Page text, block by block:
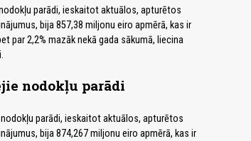
parādi, ieskaitot aktuālos, apturētos
bija 857,38 miljonu eiro apmērā, kas ir
par 2,2% mazāk nekā gada sākumā, liecina
nodokļu parādi
parādi, ieskaitot aktuālos, apturētos
bija 874,267 miljonu eiro apmērā, kas ir